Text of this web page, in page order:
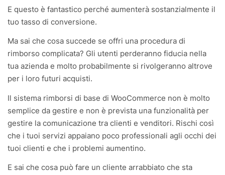
E questo è fantastico perché aumenterà sostanzialmente il
tuo tasso di conversione.
Ma sai che cosa succede se offri una procedura di
rimborso complicata? Gli utenti perderanno fiducia nella
tua azienda e molto probabilmente si rivolgeranno altrove
per i loro futuri acquisti.
Il sistema rimborsi di base di WooCommerce non è molto
semplice da gestire e non è prevista una funzionalità per
gestire la comunicazione tra clienti e venditori. Rischi così
che i tuoi servizi appaiano poco professionali agli occhi dei
tuoi clienti e che i problemi aumentino.
E sai che cosa può fare un cliente arrabbiato che sta